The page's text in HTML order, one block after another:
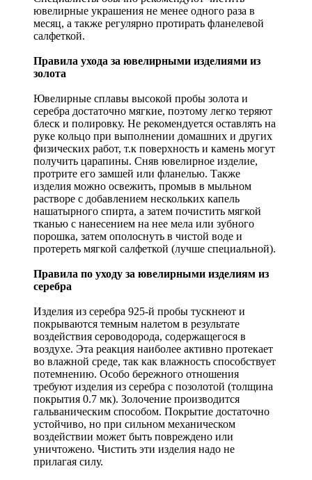
ювелирные украшения не менее одного раза в
месяц, а также регулярно протирать фланелевой
салфеткой.
Правила ухода за ювелирными изделиями из
золота
Ювелирные сплавы высокой пробы золота и
серебра достаточно мягкие, поэтому легко теряют
блеск и полировку. Не рекомендуется оставлять на
руке кольцо при выполнении домашних и других
физических работ, т.к поверхность и камень могут
получить царапины. Сняв ювелирное изделие,
протрите его замшей или фланелью. Также
изделия можно освежить, промыв в мыльном
растворе с добавлением нескольких капель
нашатырного спирта, а затем почистить мягкой
тканью с нанесением на нее мела или зубного
порошка, затем ополоснуть в чистой воде и
протереть мягкой салфеткой (лучше специальной).
Правила по уходу за ювелирными изделиям из
серебра
Изделия из серебра 925-й пробы тускнеют и
покрываются темным налетом в результате
воздействия сероводорода, содержащегося в
воздухе. Эта реакция наиболее активно протекает
во влажной среде, так как влажность способствует
потемнению. Особо бережного отношения
требуют изделия из серебра с позолотой (толщина
покрытия 0.7 мк). Золочение производится
гальваническим способом. Покрытие достаточно
устойчиво, но при сильном механическом
воздействии может быть повреждено или
уничтожено. Чистить эти изделия надо не
прилагая силу.